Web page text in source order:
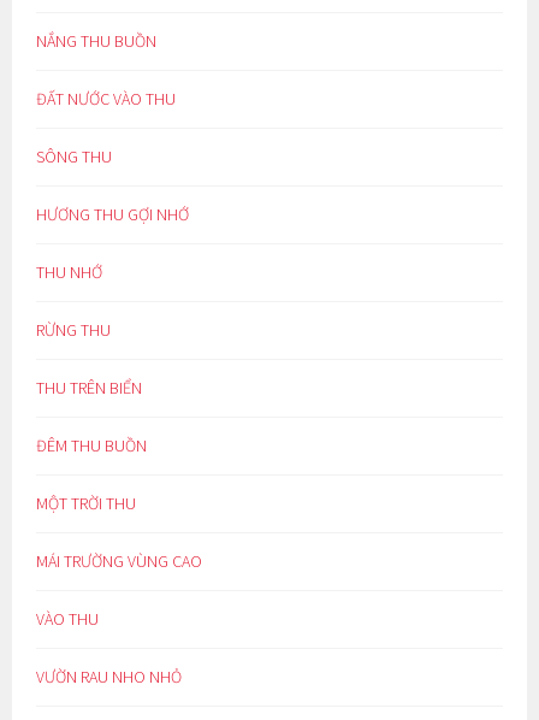
NẮNG THU BUỒN
ĐẤT NƯỚC VÀO THU
SÔNG THU
HƯƠNG THU GỢI NHỚ
THU NHỚ
RỪNG THU
THU TRÊN BIỂN
ĐÊM THU BUỒN
MỘT TRỜI THU
MÁI TRƯỜNG VÙNG CAO
VÀO THU
VƯỜN RAU NHO NHỎ